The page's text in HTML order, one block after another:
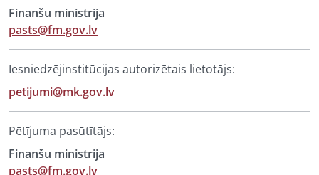
Finanšu ministrija
pasts@fm.gov.lv
Iesniedzējinstitūcijas autorizētais lietotājs:
petijumi@mk.gov.lv
Pētījuma pasūtītājs:
Finanšu ministrija
pasts@fm.gov.lv